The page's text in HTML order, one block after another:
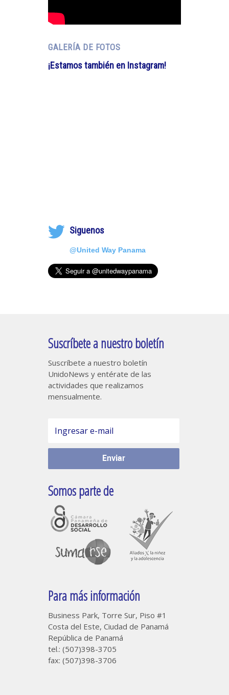
GALERÍA DE FOTOS
¡Estamos también en Instagram!
Siguenos
@United Way Panama
Suscríbete a nuestro boletín
Suscríbete a nuestro boletín
UnidoNews y entérate de las
actividades que realizamos
mensualmente.
Somos parte de
Para más información
Business Park, Torre Sur, Piso #1
Costa del Este, Ciudad de Panamá
República de Panamá
tel.: (507)398-3705
fax: (507)398-3706